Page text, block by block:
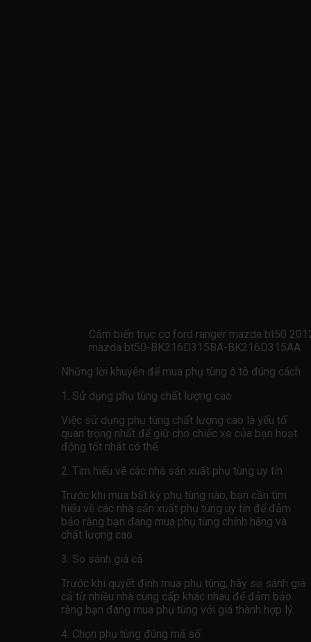
Cảm biến trục cơ ford ranger mazda bt50
mazda bt50-BK216D315BA-BK216D315AA
Những lời khuyên để mua phụ tùng ô tô đúng cách
1. Sử dụng phụ tùng chất lượng cao
Việc sử dụng phụ tùng chất lượng cao là yếu tố
quan trọng nhất để giữ cho chiếc xe của bạn hoạt
động tốt nhất có thể.
2. Tìm hiểu về các nhà sản xuất phụ tùng uy tín
Trước khi mua bất kỳ phụ tùng nào, bạn cần tìm
hiểu về các nhà sản xuất phụ tùng uy tín để đảm
bảo rằng bạn đang mua phụ tùng chính hãng và
chất lượng cao.
3. So sánh giá cả
Trước khi quyết định mua phụ tùng, hãy so sánh giá
cả từ nhiều nhà cung cấp khác nhau để đảm bảo
rằng bạn đang mua phụ tùng với giá thành hợp lý.
4. Chọn phụ tùng đúng mã số